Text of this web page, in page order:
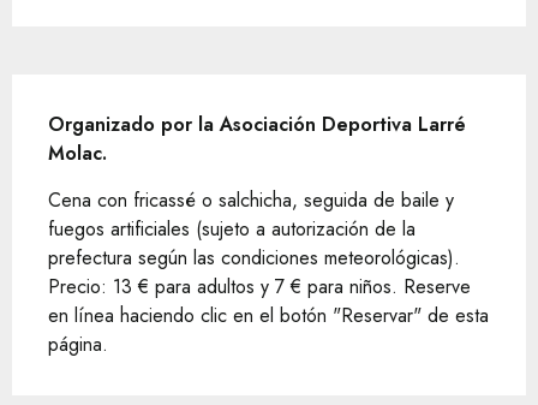
Organizado por la Asociación Deportiva Larré
Molac.
Cena con fricassé o salchicha, seguida de baile y
fuegos artificiales (sujeto a autorización de la
prefectura según las condiciones meteorológicas).
Precio: 13 € para adultos y 7 € para niños. Reserve
en línea haciendo clic en el botón "Reservar" de esta
página.